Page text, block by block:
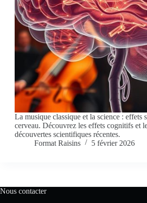
La musique classique et la science : effets
cerveau. Découvrez les effets cognitifs et
découvertes scientifiques récentes.
Format Raisins
5 février 2026
Nous contacter